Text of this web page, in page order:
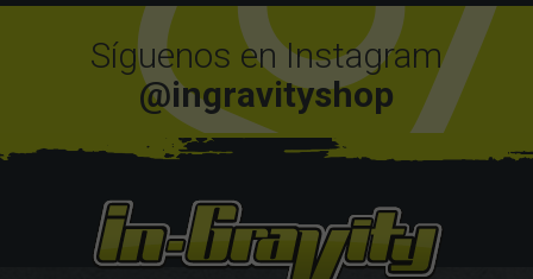
Síguenos en Instagram
@ingravityshop